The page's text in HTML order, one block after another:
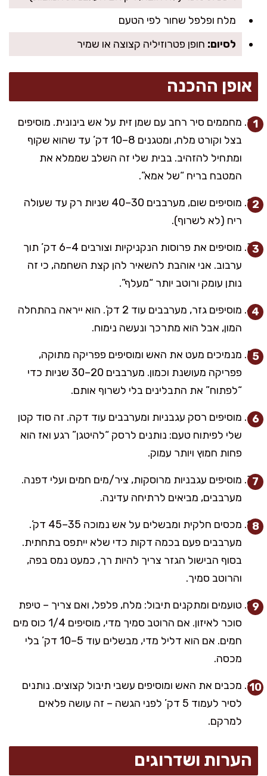
מלח ופלפל שחור לפי הטעם
לסיום: חופן פטרוזיליה קצוצה או שמיר
אופן ההכנה
מחממים סיר רחב עם שמן זית על אש בינונית. מוסיפים
בצל וקורט מלח, ומטגנים 8–10 דק’ עד שהוא שקוף
ומתחיל להזהיב. בבית שלי זה השלב שממלא את
המטבח בריח “של אמא”.
מוסיפים שום, מערבבים 30–40 שניות רק עד שעולה
ריח (לא לשרוף).
מוסיפים את פרוסות הנקניקיות וצורבים 4–6 דק’ תוך
ערבוב. אני אוהבת להשאיר להן קצת השחמה, כי זה
נותן עומק ורוטב יותר “מעלף”.
מוסיפים גזר, מערבבים עוד 2 דק’. הוא ייראה בהתחלה
המון, אבל הוא מתרכך ונעשה נימוח.
מנמיכים מעט את האש ומוסיפים פפריקה מתוקה,
פפריקה מעושנת וכמון. מערבבים 20–30 שניות כדי
“לפתוח” את התבלינים בלי לשרוף אותם.
מוסיפים רסק עגבניות ומערבבים עוד דקה. זה סוד קטן
שלי לפיתוח טעם: נותנים לרסק “להיטגן” רגע ואז הוא
פחות חמוץ ויותר עמוק.
מוסיפים עגבניות מרוסקות, ציר/מים חמים ועלי דפנה.
מערבבים, מביאים לרתיחה עדינה.
מכסים חלקית ומבשלים על אש נמוכה 35–45 דק’.
מערבבים פעם בכמה דקות כדי שלא ייתפס בתחתית.
בסוף הבישול הגזר צריך להיות רך, כמעט נמס בפה,
והרוטב סמיך.
טועמים ומתקנים תיבול: מלח, פלפל, ואם צריך – טיפת
סוכר לאיזון. אם הרוטב סמיך מדי, מוסיפים 1/4 כוס מים
חמים. אם הוא דליל מדי, מבשלים עוד 5–10 דק’ בלי
מכסה.
מכבים את האש ומוסיפים עשבי תיבול קצוצים. נותנים
לסיר לעמוד 5 דק’ לפני הגשה – זה עושה פלאים
למרקם.
הערות ושדרוגים